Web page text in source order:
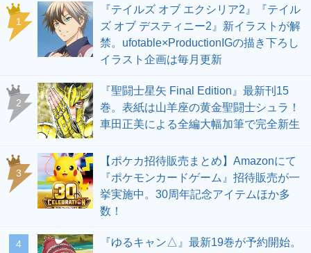
1
『テイルズ オブ エクシリア2』『テイル
ズ オブ デスティニー2』新イラストが解
禁。ufotable×ProductionIGの描き下ろし
イラスト企画は毎月更新
2
『聖闘士星矢 Final Edition』最新刊15
巻。表紙は山羊座の黄金聖闘士シュラ！
車田正美による全編大幅加筆で完全新生
3
【ポケカ招待販売まとめ】Amazonにて
『ポケモンカードゲーム』招待販売が一
挙実施中。30周年記念アイテムほか多
数！
4 『ゆるキャン△』最新19巻が予約開始。